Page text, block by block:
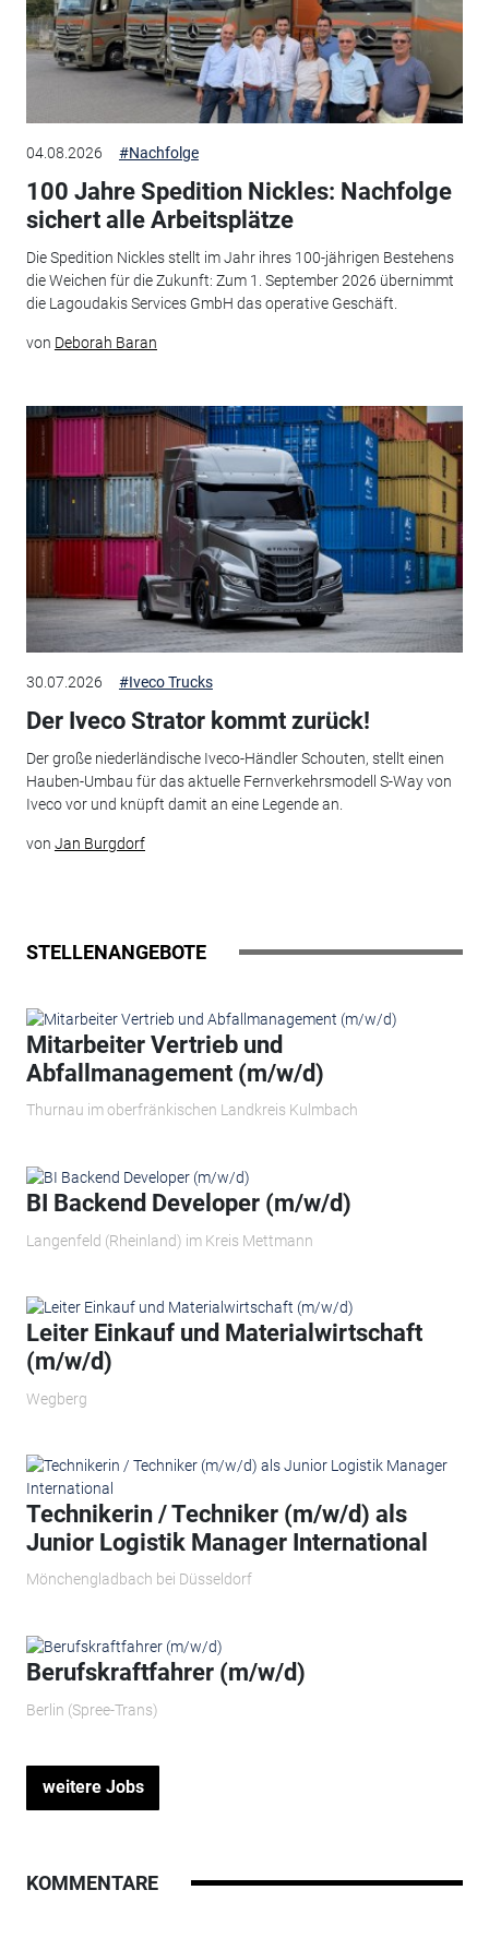
04.08.2026 #Nachfolge
100 Jahre Spedition Nickles: Nachfolge
sichert alle Arbeitsplätze
Die Spedition Nickles stellt im Jahr ihres 100-jährigen Bestehens
die Weichen für die Zukunft: Zum 1. September 2026 übernimmt
die Lagoudakis Services GmbH das operative Geschäft.
von Deborah Baran
30.07.2026 #Iveco Trucks
Der Iveco Strator kommt zurück!
Der große niederländische Iveco-Händler Schouten, stellt einen
Hauben-Umbau für das aktuelle Fernverkehrsmodell S-Way von
Iveco vor und knüpft damit an eine Legende an.
von Jan Burgdorf
STELLENANGEBOTE
Mitarbeiter Vertrieb und
Abfallmanagement (m/w/d)
Thurnau im oberfränkischen Landkreis Kulmbach
BI Backend Developer (m/w/d)
Langenfeld (Rheinland) im Kreis Mettmann
Leiter Einkauf und Materialwirtschaft
(m/w/d)
Wegberg
Technikerin / Techniker (m/w/d) als
Junior Logistik Manager International
Mönchengladbach bei Düsseldorf
Berufskraftfahrer (m/w/d)
Berlin (Spree-Trans)
weitere Jobs
KOMMENTARE